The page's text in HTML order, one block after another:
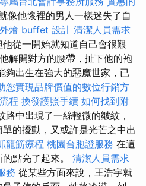
像他懷裡的男人一樣迷失了自
燴 buffet 設計 清潔人員需求
從一開始就知道自己會很艱
他解開對方的腰帶，扯下他的袍
夠出生在強大的惡魔世家，已
您實現品牌價值的數位行銷方
程 換發護照手續 如何找到附
路中出現了一絲輕微的皺紋，
的擾動，又或許是光芒之中出
龍筋療程 桃園台胞證服務 在這
點亮了起來。 清潔人員需求
務 從某些方面來說，王浩宇就